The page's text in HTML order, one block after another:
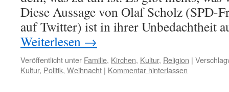
Diese Aussage von Olaf Scholz (SPD-
auf Twitter) ist in ihrer Unbedachtheit
Weiterlesen →
Veröffentlicht unter Familie, Kirchen, Kultur, Religion |
Kultur, Politik, Weihnacht | Kommentar hinterlassen